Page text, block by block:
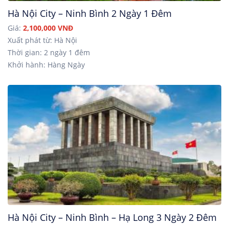
Hà Nội City – Ninh Bình 2 Ngày 1 Đêm
Giá: 2,100,000 VNĐ
Xuất phát từ: Hà Nội
Thời gian: 2 ngày 1 đêm
Khởi hành: Hàng Ngày
Hà Nội City – Ninh Bình – Hạ Long 3 Ngày 2 Đêm